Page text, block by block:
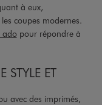
à eux,
coupes modernes.
adopour répondre à
STYLE ET
avec des imprimés,